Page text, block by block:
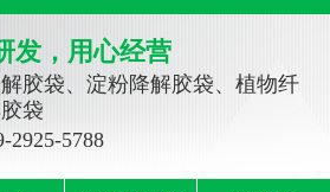
发，用心经营
胶袋、淀粉降解胶袋、植物纤
袋
2925-5788